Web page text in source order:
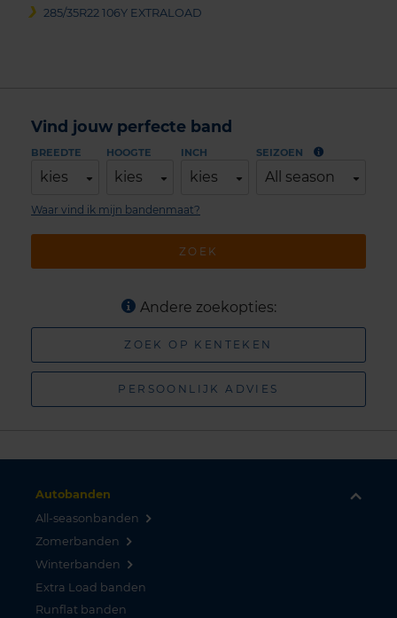
285/35R22 106Y EXTRALOAD
Vind jouw perfecte band
BREEDTE
kies
HOOGTE
kies
INCH
kies
SEIZOEN
All season
ZOEK
Waar vind ik mijn bandenmaat?
Andere zoekopties:
ZOEK OP KENTEKEN
PERSOONLIJK ADVIES
Autobanden
All-seasonbanden
Zomerbanden
Winterbanden
Extra Load banden
Runflat banden